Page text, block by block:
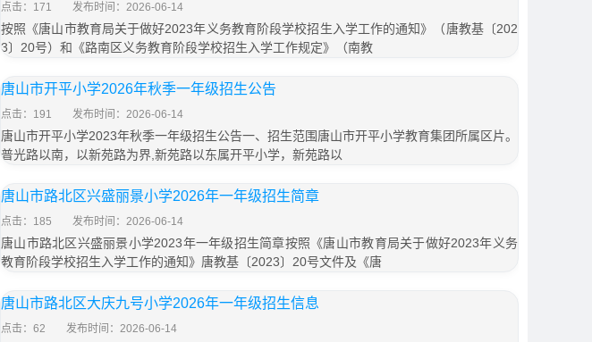
点击：171 发布时间：2026-06-14
按照《唐山市教育局关于做好2023年义务教育阶段学校招生入学工作的通知》（唐教基〔202
3〕20号）和《路南区义务教育阶段学校招生入学工作规定》（南教
唐山市开平小学2026年秋季一年级招生公告
点击：191 发布时间：2026-06-14
唐山市开平小学2023年秋季一年级招生公告一、招生范围唐山市开平小学教育集团所属区片。
普光路以南，以新苑路为界,新苑路以东属开平小学，新苑路以
唐山市路北区兴盛丽景小学2026年一年级招生简章
点击：185 发布时间：2026-06-14
唐山市路北区兴盛丽景小学2023年一年级招生简章按照《唐山市教育局关于做好2023年义务
教育阶段学校招生入学工作的通知》唐教基〔2023〕20号文件及《唐
唐山市路北区大庆九号小学2026年一年级招生信息
点击：62 发布时间：2026-06-14